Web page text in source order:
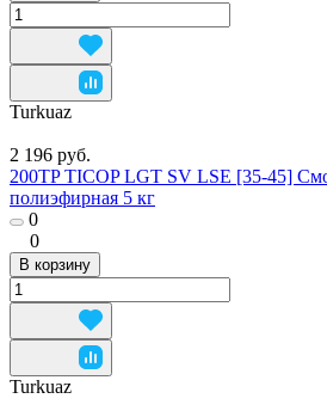
Turkuaz
2 196 руб.
200TP TICOP LGT SV LSE [35-45]
полиэфирная 5 кг
0
0
В корзину
Turkuaz